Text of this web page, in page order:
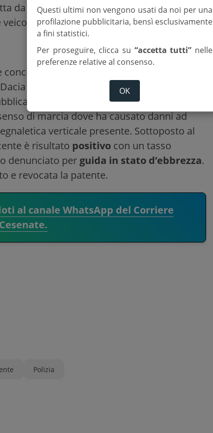
da una cittadina di 58 anni di Cesena. Non
Sandero è finito fuori strada urtando
L’impatto è stato così violento da far
di marcia dove ha causato danni ad
verticale presente. Sottoposto al
è risultato positivo con un tasso
denunciato per guida in stato d’ebbrezza.
e revocata la patente.
al canale WhatsApp del Corriere
Cesenate.
Polizia
Questi ultimi non vengono usati da noi per una
profilazione pubblicitaria, bensì esclusivamente
a fini statistici.
Per proseguire, clicca su “accetta tutti” nelle
preferenze relative al consenso.
OK